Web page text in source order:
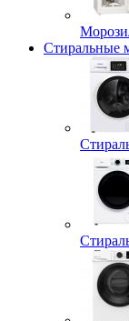
Стиральные